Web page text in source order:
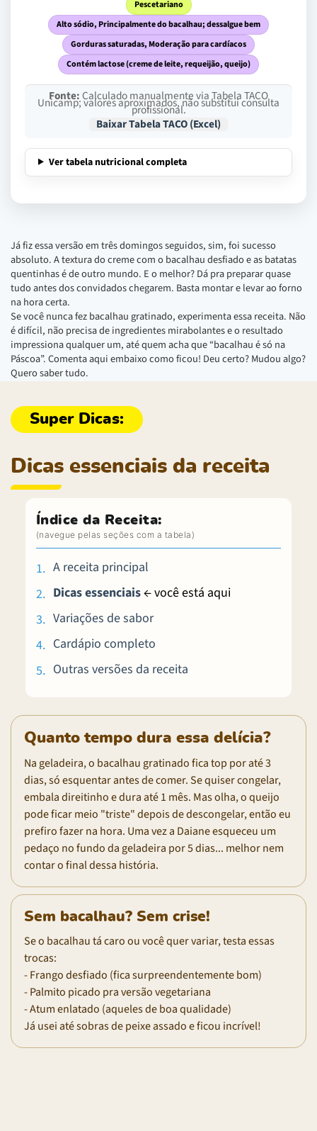
Pescetariano
Alto sódio, Principalmente do bacalhau; dessalgue bem
Gorduras saturadas, Moderação para cardíacos
Contém lactose (creme de leite, requeijão, queijo)
Fonte:Calculado manualmente via Tabela TACO
Unicamp; valores aproximados, não substitui consulta
profissional.
Baixar Tabela TACO (Excel)
Ver tabela nutricional completa
Já fiz essa versão em três domingos seguidos, sim, foi sucesso
absoluto. A textura do creme com o bacalhau desfiado e as batatas
quentinhas é de outro mundo. E o melhor? Dá pra preparar quase
tudo antes dos convidados chegarem. Basta montar e levar ao forno
na hora certa.
Se você nunca fez bacalhau gratinado, experimenta essa receita. Não
é difícil, não precisa de ingredientes mirabolantes e o resultado
impressiona qualquer um, até quem acha que “bacalhau é só na
Páscoa”. Comenta aqui embaixo como ficou! Deu certo? Mudou algo?
Quero saber tudo.
Dicas essenciais da receita
Índice da Receita:
A receita principal
Dicas essenciais← você está aqui
Variações de sabor
Cardápio completo
Outras versões da receita
Quanto tempo dura essa delícia?
Na geladeira, o bacalhau gratinado fica top por até 3
dias, só esquentar antes de comer. Se quiser congelar,
embala direitinho e dura até 1 mês. Mas olha, o queijo
pode ficar meio "triste" depois de descongelar, então eu
prefiro fazer na hora. Uma vez a Daiane esqueceu um
pedaço no fundo da geladeira por 5 dias... melhor nem
contar o final dessa história.
Sem bacalhau? Sem crise!
Se o bacalhau tá caro ou você quer variar, testa essas
trocas:
- Frango desfiado (fica surpreendentemente bom)
- Palmito picado pra versão vegetariana
- Atum enlatado (aqueles de boa qualidade)
Já usei até sobras de peixe assado e ficou incrível!